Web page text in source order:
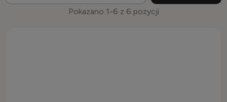
Pokazano 1-6 z 6 pozycji